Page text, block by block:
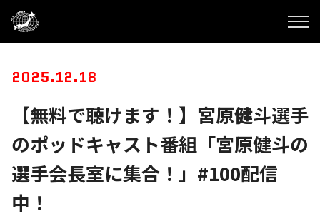
2025.12.18
【無料で聴けます！】宮原健斗選手
のポッドキャスト番組「宮原健斗の
選手会長室に集合！」#100配信
中！